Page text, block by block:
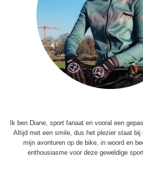
Ik ben Diane, sport fanaat en vooral een
Altijd met een smile, dus het plezier staat bij
mijn avonturen op de bike, in woord en
enthousiasme voor deze geweldige